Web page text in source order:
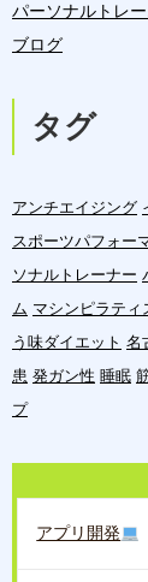
パーソナルトレ
ブログ
タグ
アンチエイジング
スポーツパフォー
ソナルトレーナー
ム マシンピラティ
う味ダイエット 名
患 発ガン性 睡眠
プ
アプリ開発